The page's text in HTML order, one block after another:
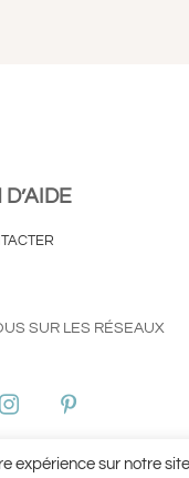
SUR LES RÉSEAUX
Conditions Générales
expérience sur notre